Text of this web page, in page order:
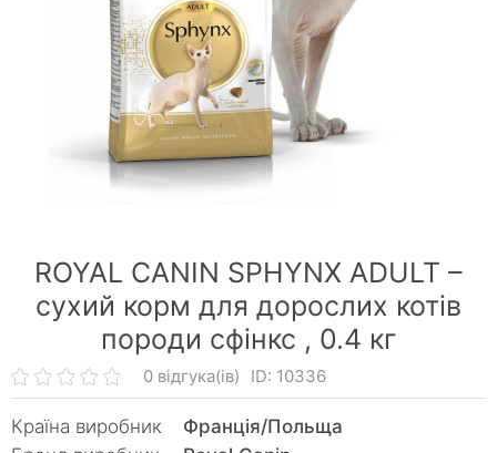
ROYAL CANIN SPHYNX ADULT –
сухий корм для дорослих котів
породи сфінкс , 0.4 кг
0 відгука(ів) ID: 10336
Країна виробник
Франція/Польща